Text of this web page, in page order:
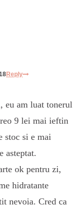
Reply
eu am luat tonerul
9 lei mai ieftin
stoc si e mai
asteptat.
ok pentru zi,
hidratante
nevoia. Cred ca